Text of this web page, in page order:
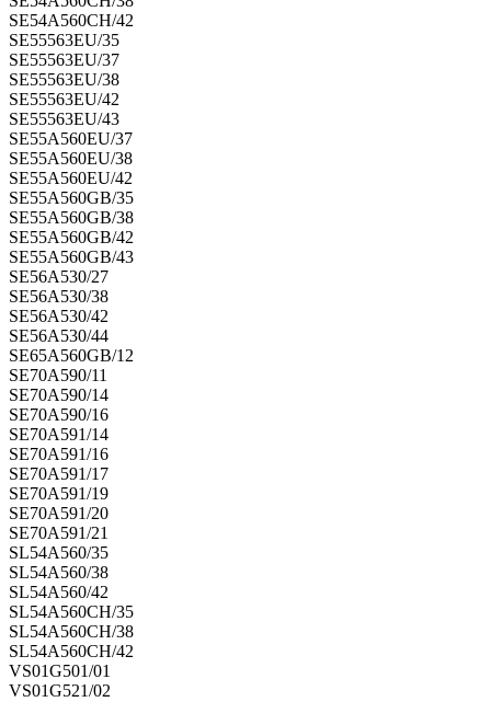
SE54A560CH/42
SE55563EU/35
SE55563EU/37
SE55563EU/38
SE55563EU/42
SE55563EU/43
SE55A560EU/37
SE55A560EU/38
SE55A560EU/42
SE55A560GB/35
SE55A560GB/38
SE55A560GB/42
SE55A560GB/43
SE56A530/27
SE56A530/38
SE56A530/42
SE56A530/44
SE65A560GB/12
SE70A590/11
SE70A590/14
SE70A590/16
SE70A591/14
SE70A591/16
SE70A591/17
SE70A591/19
SE70A591/20
SE70A591/21
SL54A560/35
SL54A560/38
SL54A560/42
SL54A560CH/35
SL54A560CH/38
SL54A560CH/42
VS01G501/01
VS01G521/02